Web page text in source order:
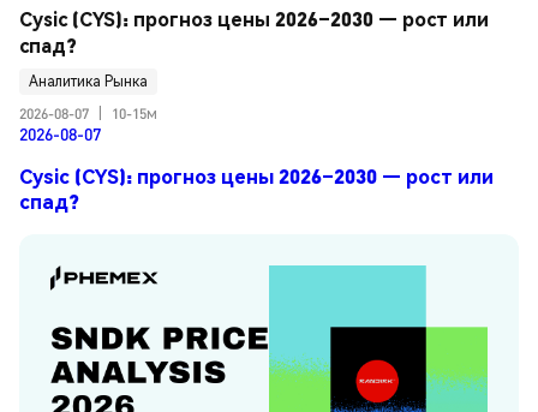
Cysic (CYS): прогноз цены 2026–2030 — рост или
спад?
Аналитика Рынка
2026-08-07
10-15м
2026-08-07
Cysic (CYS): прогноз цены 2026–2030 — рост или
спад?